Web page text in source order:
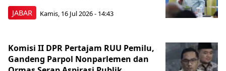
JABAR Kamis, 16 Jul 2026 - 14:43
Komisi II DPR Pertajam RUU Pemilu,
Gandeng Parpol Nonparlemen dan